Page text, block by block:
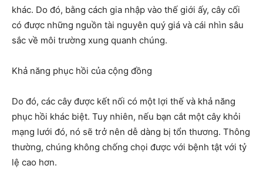
khác. Do đó, bằng cách gia nhập vào thế giới ấy, cây cối
có được những nguồn tài nguyên quý giá và cái nhìn sâu
sắc về môi trường xung quanh chúng.
Khả năng phục hồi của cộng đồng
Do đó, các cây được kết nối có một lợi thế và khả năng
phục hồi khác biệt. Tuy nhiên, nếu bạn cắt một cây khỏi
mạng lưới đó, nó sẽ trở nên dễ dàng bị tổn thương. Thông
thường, chúng không chống chọi được với bệnh tật với tỷ
lệ cao hơn.